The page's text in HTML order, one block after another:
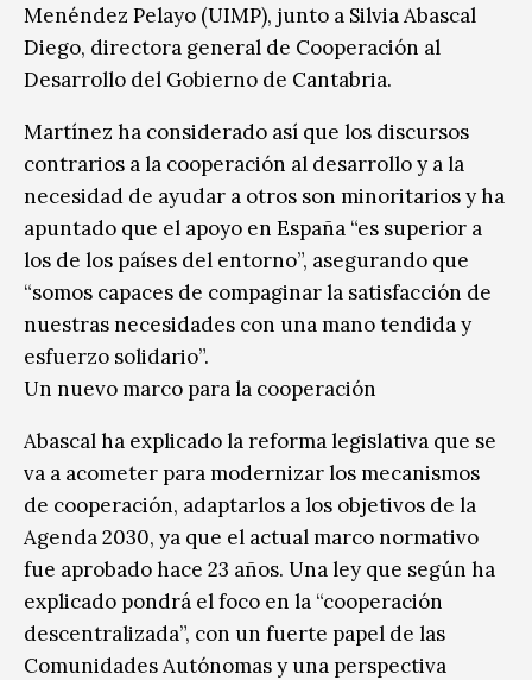
Menéndez Pelayo (UIMP), junto a Silvia Abascal
Diego, directora general de Cooperación al
Desarrollo del Gobierno de Cantabria.
Martínez ha considerado así que los discursos
contrarios a la cooperación al desarrollo y a la
necesidad de ayudar a otros son minoritarios y ha
apuntado que el apoyo en España “es superior a
los de los países del entorno”, asegurando que
“somos capaces de compaginar la satisfacción de
nuestras necesidades con una mano tendida y
esfuerzo solidario”.
Un nuevo marco para la cooperación
Abascal ha explicado la reforma legislativa que se
va a acometer para modernizar los mecanismos
de cooperación, adaptarlos a los objetivos de la
Agenda 2030, ya que el actual marco normativo
fue aprobado hace 23 años. Una ley que según ha
explicado pondrá el foco en la “cooperación
descentralizada”, con un fuerte papel de las
Comunidades Autónomas y una perspectiva